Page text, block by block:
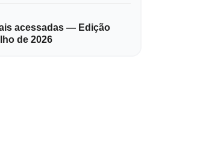
acessadas — Edição
de 2026